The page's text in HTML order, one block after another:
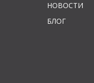
НОВОСТИ
БЛОГ